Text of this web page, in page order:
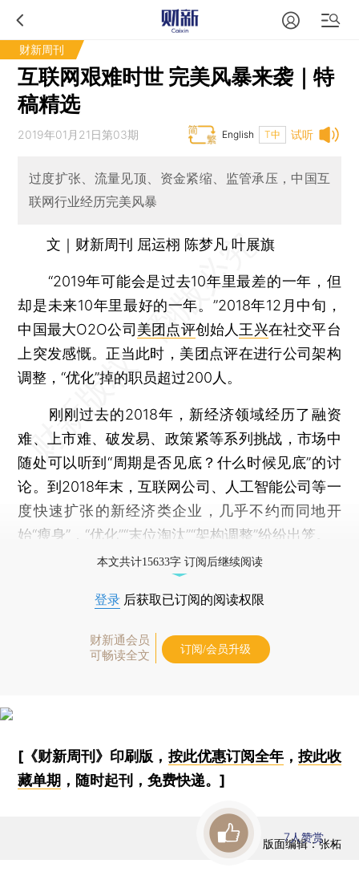
财新周刊
互联网艰难时世 完美风暴来袭｜特
稿精选
试听
2019年01月21日第03期 T中
English
过度扩张、流量见顶、资金紧缩、监管承压，中国互
联网行业经历完美风暴
文｜财新周刊 屈运栩 陈梦凡 叶展旗
“2019年可能会是过去10年里最差的一年，但
却是未来10年里最好的一年。”2018年12月中旬，
中国最大O2O公司 美团点评创始人 王兴在社交平台
上突发感慨。正当此时，美团点评在进行公司架构
调整，“优化”掉的职员超过200人。
刚刚过去的2018年，新经济领域经历了融资
难、上市难、破发易、政策紧等系列挑战，市场中
随处可以听到“周期是否见底？什么时候见底”的讨
论。到2018年末，互联网公司、人工智能公司等一
度快速扩张的新经济类企业，几乎不约而同地开
始“瘦身”，“优化”“末位淘汰”“架构调整”纷纷出笼。
本文共计15633字 订阅后继续阅读
登录 后获取已订阅的阅读权限
财新通会员
可畅读全文
订阅/会员升级
[《财新周刊》印刷版， 按此优惠订阅全年， 按此收
藏单期 ，随时起刊，免费快递。]
版面编辑：张柘
7人赞赏